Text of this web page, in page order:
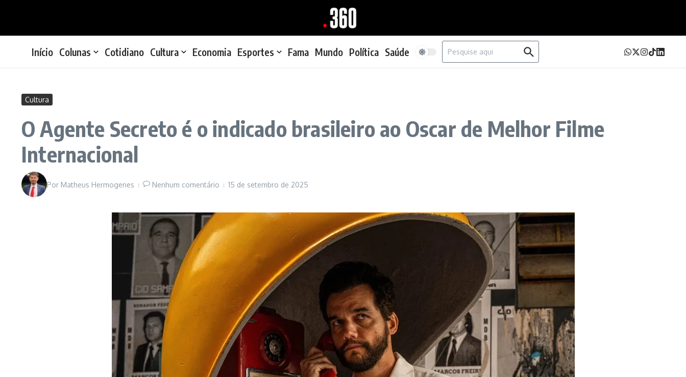
Início Colunas Cotidiano Cultura Economia Esportes Fama Mundo Política Saúde
Procurar por:
Cultura
O Agente Secreto é o indicado brasileiro ao Oscar de Melhor Filme
Internacional
Por Matheus Hermogenes Nenhum comentário 15 de setembro de 2025